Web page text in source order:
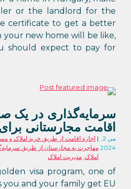
or the landlord for the
certificate to get a better
your new home will be like,
should expect to pay for
سرمایه‌گذاری در یک
اقامت مجارستانی برای 10
می 2,
2024
اجازه اقامت از طریق خرید املاک و
مهاجرت به مجارستان از طریق
املاک, مدیریت املاک
visa program, one of
and your family get EU